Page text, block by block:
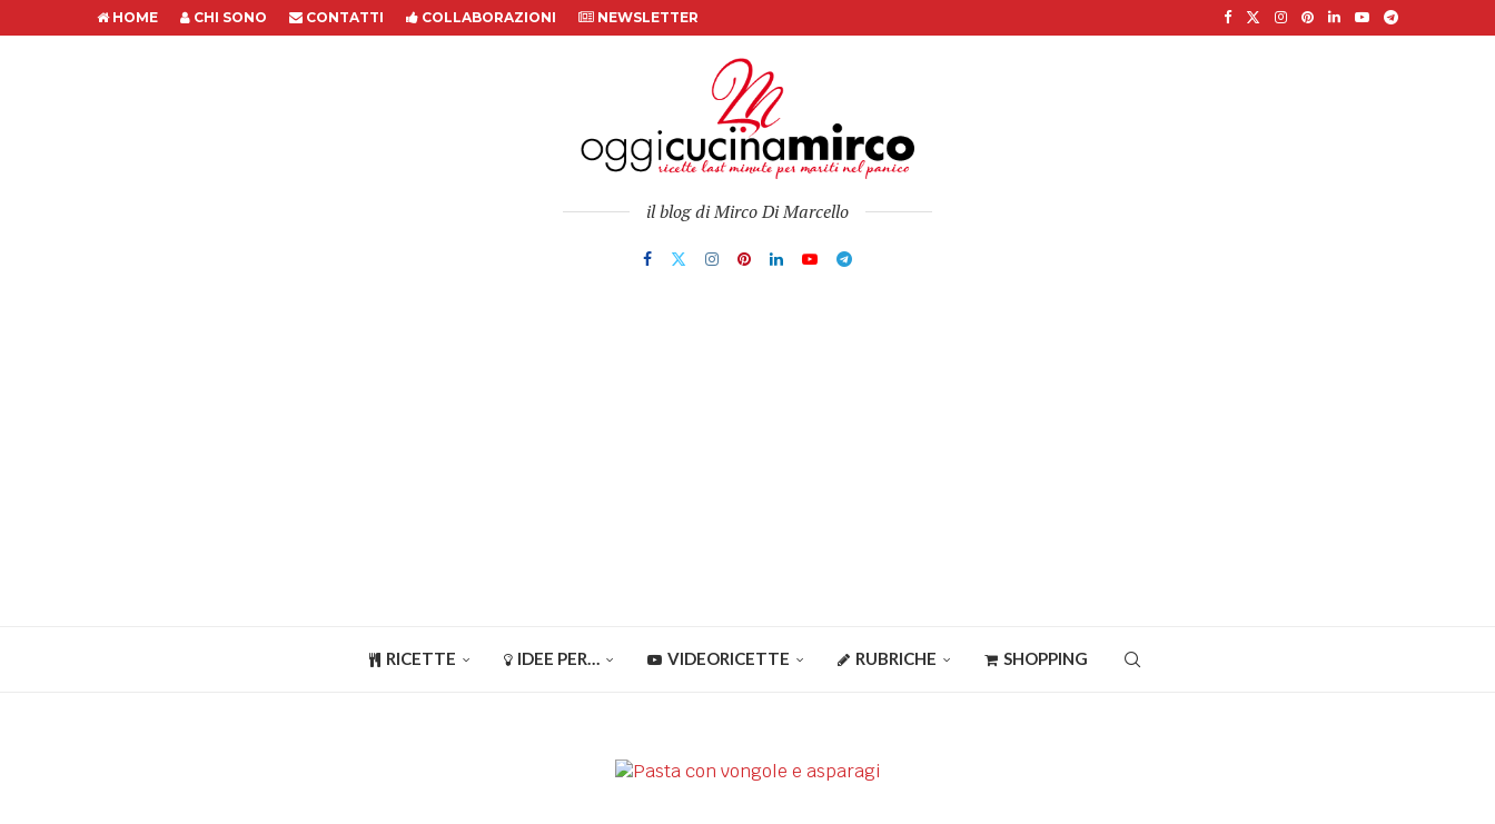
HOME CHI SONO CONTATTI COLLABORAZIONI NEWSLETTER
il blog di Mirco Di Marcello
RICETTE IDEE PER… VIDEORICETTE RUBRICHE SHOPPING